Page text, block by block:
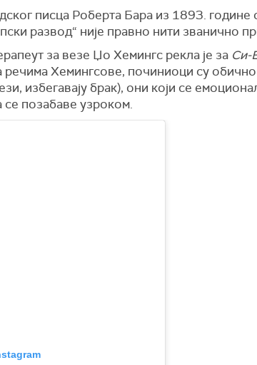
писца Роберта Бара из 1893. године
развод“ није правно нити званично
за везе Џо Хемингс рекла је за Си-
Хемингсове, починиоци су обично
избегавају брак), они који се
се позабаве узроком.